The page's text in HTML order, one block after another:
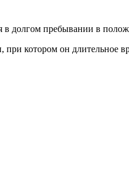
долгом пребывании в
котором он длительное